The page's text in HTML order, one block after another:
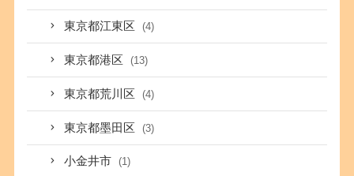
東京都江東区 (4)
東京都港区 (13)
東京都荒川区 (4)
東京都墨田区 (3)
小金井市 (1)